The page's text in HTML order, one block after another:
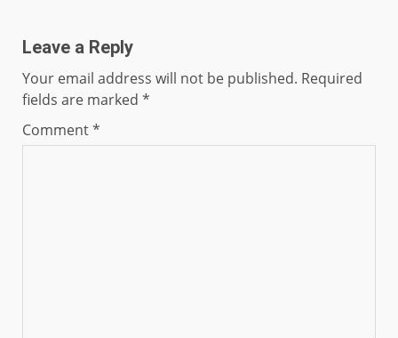
Leave a Reply
Your email address will not be published. Required
fields are marked *
Comment*